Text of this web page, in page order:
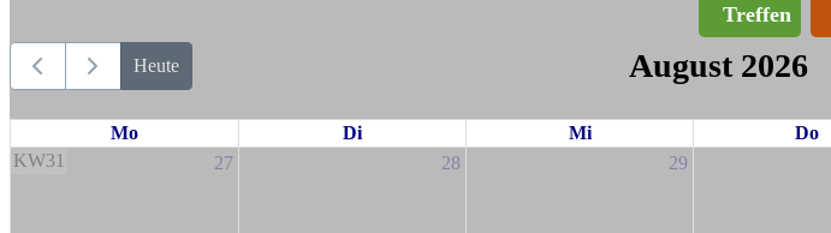
Treffen
Heute August 2026
Mo Di Mi Do
KW31
27 28 29